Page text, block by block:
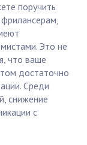
поручить
Это не
что ваше
достаточно
Среди
снижение
с